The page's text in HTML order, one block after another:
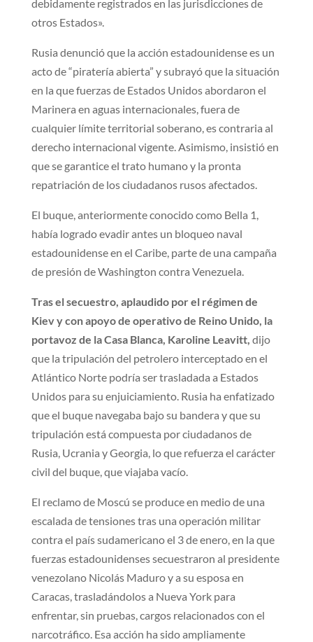
debidamente registrados en las jurisdicciones de
otros Estados».
Rusia denunció que la acción estadounidense es un
acto de “piratería abierta” y subrayó que la situación
en la que fuerzas de Estados Unidos abordaron el
Marinera en aguas internacionales, fuera de
cualquier límite territorial soberano, es contraria al
derecho internacional vigente. Asimismo, insistió en
que se garantice el trato humano y la pronta
repatriación de los ciudadanos rusos afectados.
El buque, anteriormente conocido como Bella 1,
había logrado evadir antes un bloqueo naval
estadounidense en el Caribe, parte de una campaña
de presión de Washington contra Venezuela.
Tras el secuestro, aplaudido por el régimen de
Kiev y con apoyo de operativo de Reino Unido, la
portavoz de la Casa Blanca, Karoline Leavitt, dijo
que la tripulación del petrolero interceptado en el
Atlántico Norte podría ser trasladada a Estados
Unidos para su enjuiciamiento. Rusia ha enfatizado
que el buque navegaba bajo su bandera y que su
tripulación está compuesta por ciudadanos de
Rusia, Ucrania y Georgia, lo que refuerza el carácter
civil del buque, que viajaba vacío.
El reclamo de Moscú se produce en medio de una
escalada de tensiones tras una operación militar
contra el país sudamericano el 3 de enero, en la que
fuerzas estadounidenses secuestraron al presidente
venezolano Nicolás Maduro y a su esposa en
Caracas, trasladándolos a Nueva York para
enfrentar, sin pruebas, cargos relacionados con el
narcotráfico. Esa acción ha sido ampliamente